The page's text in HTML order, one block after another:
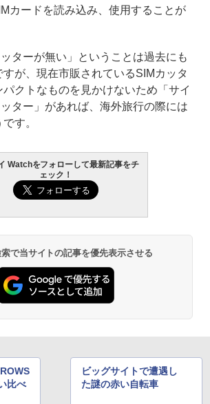
カードを読み込み、使用することが
ターが無い」ということは過去にも
が、現在市販されているSIMカッタ
クトなものを見かけないため「サイ
ター」があれば、海外旅行の際には
す。
Watchをフォローして最新記事をチ
ェック！
で当サイトの記事を優先表示させる
比べ
ビッグサイトで遭遇し
た謎の赤い自転車